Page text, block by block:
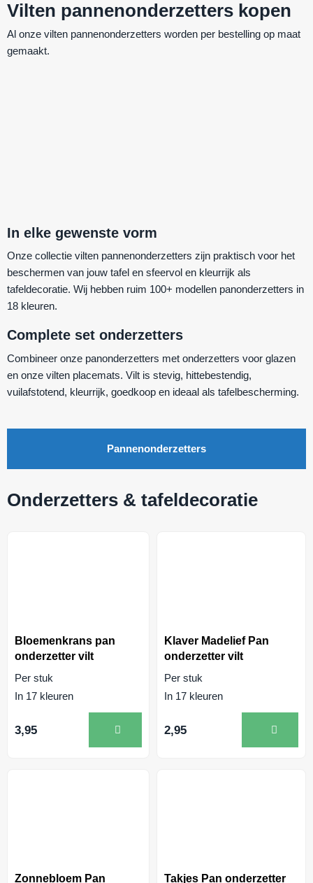
Vilten pannenonderzetters kopen
Al onze vilten pannenonderzetters worden per bestelling op maat
gemaakt.
In elke gewenste vorm
Onze collectie vilten pannenonderzetters zijn praktisch voor het
beschermen van jouw tafel en sfeervol en kleurrijk als
tafeldecoratie. Wij hebben ruim 100+ modellen panonderzetters in
18 kleuren.
Complete set onderzetters
Combineer onze panonderzetters met onderzetters voor glazen
en onze vilten placemats. Vilt is stevig, hittebestendig,
vuilafstotend, kleurrijk, goedkoop en ideaal als tafelbescherming.
Pannenonderzetters
Onderzetters & tafeldecoratie
Bloemenkrans pan
onderzetter vilt
Per stuk
In 17 kleuren
3,95
Klaver Madelief Pan
onderzetter vilt
Per stuk
In 17 kleuren
2,95
Zonnebloem Pan Takjes Pan onderzetter